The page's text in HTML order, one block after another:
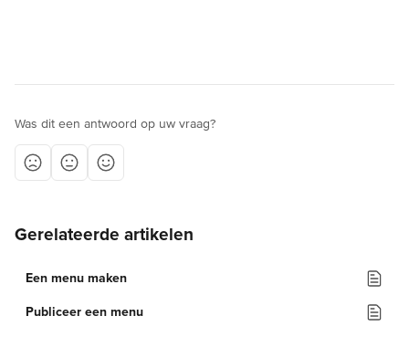
Was dit een antwoord op uw vraag?
Gerelateerde artikelen
Een menu maken
Publiceer een menu